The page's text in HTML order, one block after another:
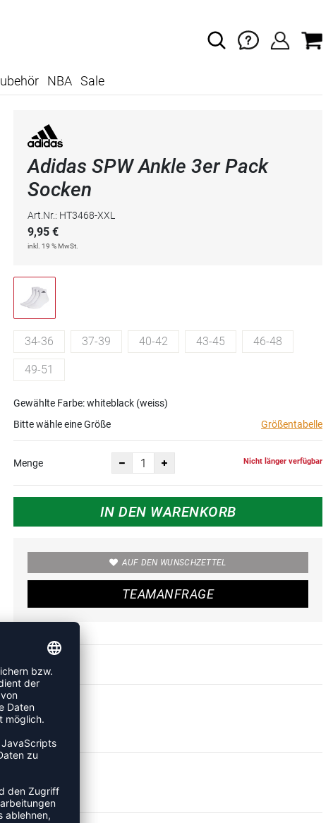
NBA Sale
Adidas SPW Ankle 3er Pack
Socken
Art.Nr.: HT3468-XXL
9,95 €
inkl. 19 % MwSt.
34-36 37-39 40-42 43-45 46-48
49-51
Gewählte Farbe: whiteblack (weiss)
Bitte wähle eine Größe
Größentabelle
Menge Nicht länger verfügbar
IN DEN WARENKORB
AUF DEN WUNSCHZETTEL
TEAMANFRAGE